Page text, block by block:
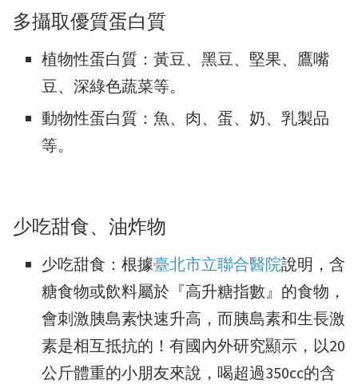
多攝取優質蛋白質
植物性蛋白質：黃豆、黑豆、堅果、鷹嘴
豆、深綠色蔬菜等。
動物性蛋白質：魚、肉、蛋、奶、乳製品
等。
少吃甜食、油炸物
少吃甜食：根據臺北市立聯合醫院說明，含
糖食物或飲料屬於『高升糖指數』的食物，
會刺激胰島素快速升高，而胰島素和生長激
素是相互抵抗的！有國內外研究顯示，以20
公斤體重的小朋友來說，喝超過350cc的含